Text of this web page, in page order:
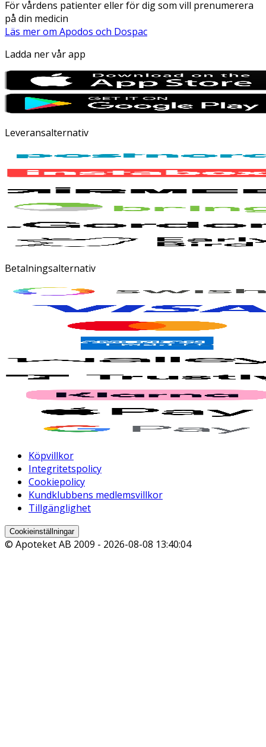
För vårdens patienter eller för dig som vill prenumerera
på din medicin
Läs mer om Apodos och Dospac
Ladda ner vår app
Leveransalternativ
Betalningsalternativ
Köpvillkor
Integritetspolicy
Cookiepolicy
Kundklubbens medlemsvillkor
Tillgänglighet
Cookieinställningar
© Apoteket AB 2009 - 2026-08-08 13:40:04